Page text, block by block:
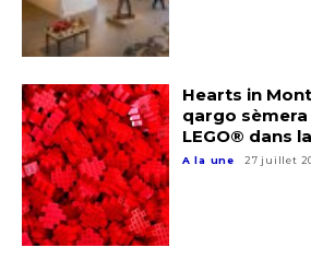
Hearts in
qargo
LEGO® dans
A la une 27 juillet